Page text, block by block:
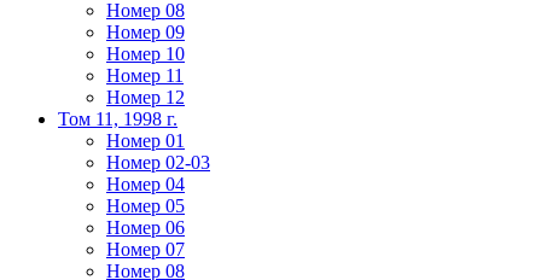
Номер 08
Номер 09
Номер 10
Номер 11
Номер 12
Том 11, 1998 г.
Номер 01
Номер 02-03
Номер 04
Номер 05
Номер 06
Номер 07
Номер 08